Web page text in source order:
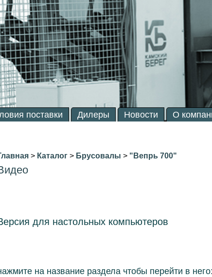
поставки Дилеры Новости О
> Каталог > Брусовалы > "Вепрь 700"
для настольных компьютеров
на название раздела чтобы перейти в него: